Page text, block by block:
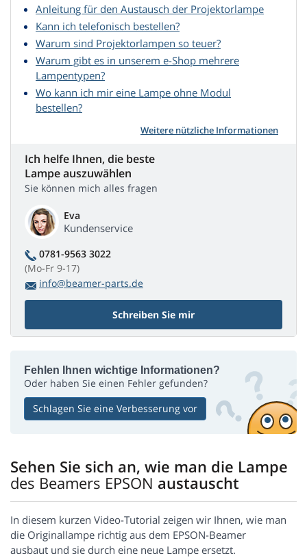
Anleitung für den Austausch der Projektorlampe
Kann ich telefonisch bestellen?
Warum sind Projektorlampen so teuer?
Warum gibt es in unserem e-Shop mehrere
Lampentypen?
Wo kann ich mir eine Lampe ohne Modul
bestellen?
Weitere nützliche Informationen
Ich helfe Ihnen, die beste
Lampe auszuwählen
Sie können mich alles fragen
Eva
Kundenservice
0781-9563 3022
(Mo-Fr 9-17)
info@beamer-parts.de
Schreiben Sie mir
Fehlen Ihnen wichtige Informationen?
Oder haben Sie einen Fehler gefunden?
Schlagen Sie eine Verbesserung vor
Sehen Sie sich an, wie man die Lampe
des Beamers EPSON austauscht
In diesem kurzen Video-Tutorial zeigen wir Ihnen, wie man
die Originallampe richtig aus dem EPSON-Beamer
ausbaut und sie durch eine neue Lampe ersetzt.